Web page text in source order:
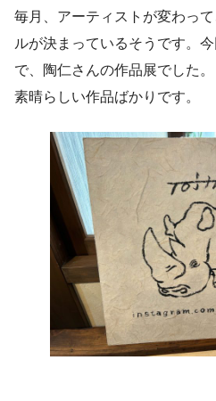
毎月、アーティストが変わっ
ルが決まっているそうです。
で、陶仁さんの作品展でした
素晴らしい作品ばかりです。